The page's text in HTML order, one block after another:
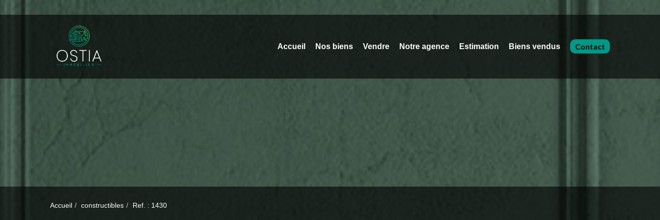
Accueil Nos biens Vendre Notre agence Estimation Biens vendus Contact
Accueil constructibles Ref. : 1430